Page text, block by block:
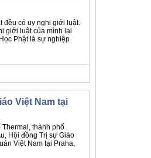
đều có uy nghi giới luật.
giới luật của mình lại
Phật là sự nghiệp
Việt Nam tại
thành phố
Hội đồng Trị sự Giáo
Việt Nam tại Praha,